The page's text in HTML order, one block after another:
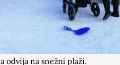
odvija na snežni plaži.